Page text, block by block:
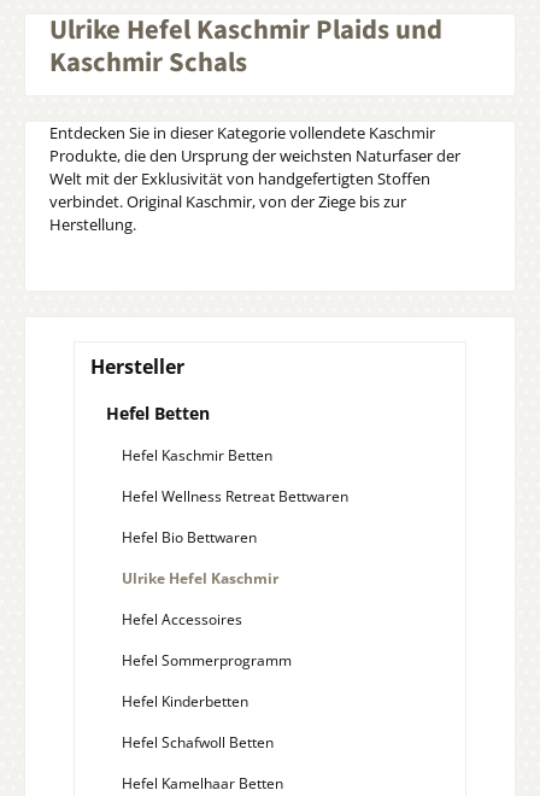
Ulrike Hefel Kaschmir Plaids und
Kaschmir Schals
Entdecken Sie in dieser Kategorie vollendete Kaschmir
Produkte, die den Ursprung der weichsten Naturfaser der
Welt mit der Exklusivität von handgefertigten Stoffen
verbindet. Original Kaschmir, von der Ziege bis zur
Herstellung.
Hersteller
Hefel Betten
Hefel Kaschmir Betten
Hefel Wellness Retreat Bettwaren
Hefel Bio Bettwaren
Ulrike Hefel Kaschmir
Hefel Accessoires
Hefel Sommerprogramm
Hefel Kinderbetten
Hefel Schafwoll Betten
Hefel Kamelhaar Betten